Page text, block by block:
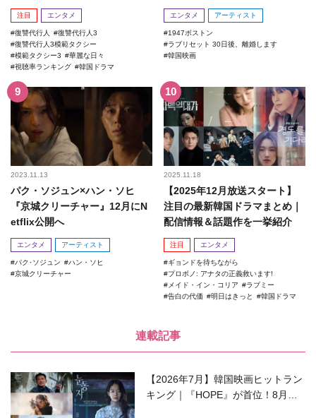
記録を更新！
注目 エンタメ
復讐代行人
復讐代行人3
復讐代行人3模範タクシー
模範タクシー3
華麗な日々
視聴率ランキング
韓国ドラマ
エンタメ アーティスト
1947ボストン
ラブリセット 30日後、離婚します
韓国映画
2023.11.13
パク・ソジュン×ハン・ソヒ
『京城クリーチャー』12月にN
etflix公開へ
エンタメ アーティスト
パク･ソジュン
ハン・ソヒ
京城クリーチャー
2025.11.18
【2025年12月放送スタート】
注目の最新韓国ドラマまとめ｜
配信情報＆話題作を一挙紹介
注目 エンタメ
ギョンドを待ちながら
プロボノ: アナタの正義救います!
メイド・イン・コリア
ラブミー
告白の代価
明日はきっと 韓国ドラマ
連載記事
【2026年7月】韓国映画ヒットラン
キング｜『HOPE』が首位！8月公